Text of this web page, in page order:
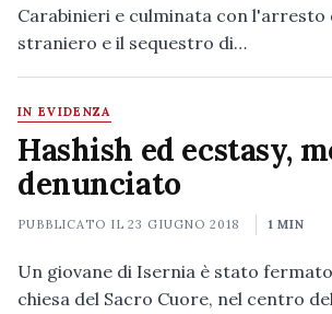
Carabinieri e culminata con l'arresto
straniero e il sequestro di…
IN EVIDENZA
Hashish ed ecstasy,
denunciato
PUBBLICATO IL23 GIUGNO 2018 1 MIN
Un giovane di Isernia è stato
chiesa del Sacro Cuore, nel centro